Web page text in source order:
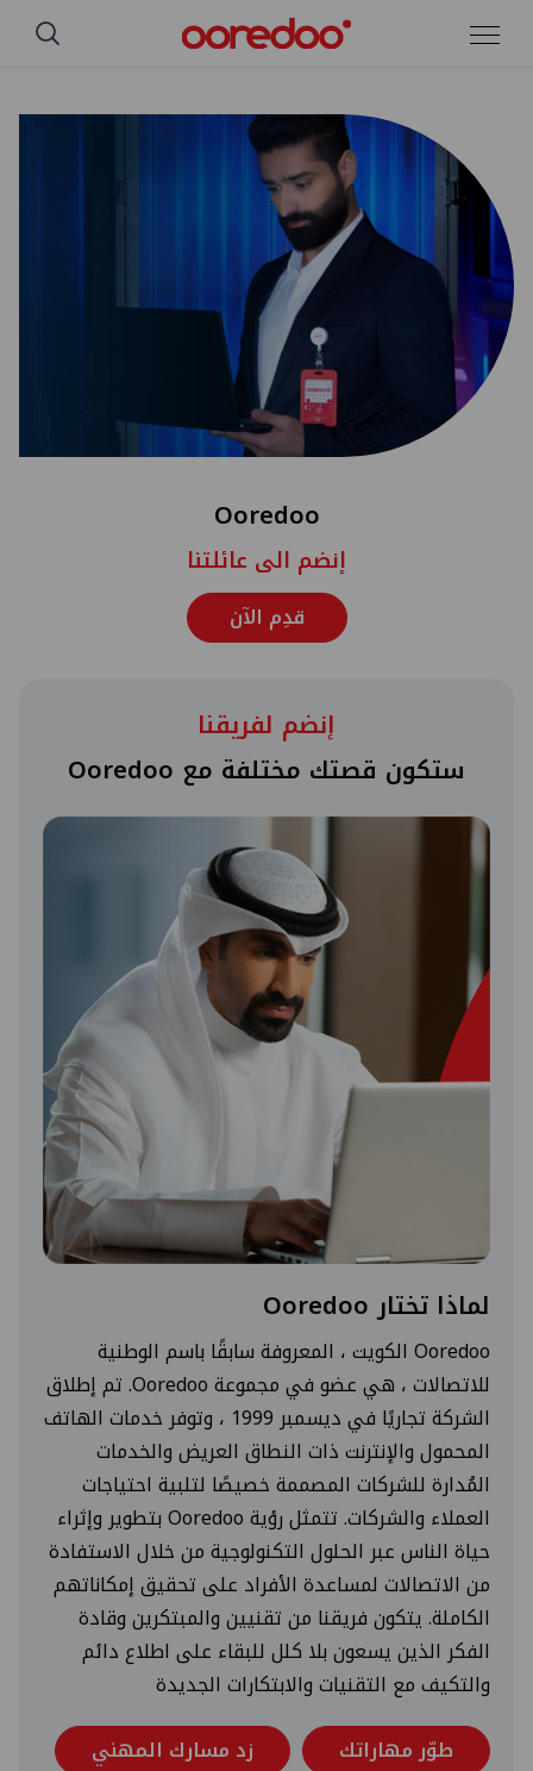
Ooredoo
إنضم الى عائلتنا
قدِم الآن
إنضم لفريقنا
ستكون قصتك مختلفة مع Ooredoo
لماذا تختار Ooredoo
Ooredoo الكويت ، المعروفة سابقًا باسم الوطنية
للاتصالات ، هي عضو في مجموعة Ooredoo. تم إطلاق
الشركة تجاريًا في ديسمبر 1999 ، وتوفر خدمات الهاتف
المحمول والإنترنت ذات النطاق العريض والخدمات
المُدارة للشركات المصممة خصيصًا لتلبية احتياجات
العملاء والشركات. تتمثل رؤية Ooredoo بتطوير وإثراء
حياة الناس عبر الحلول التكنولوجية من خلال الاستفادة
من الاتصالات لمساعدة الأفراد على تحقيق إمكاناتهم
الكاملة. يتكون فريقنا من تقنيين والمبتكرين وقادة
الفكر الذين يسعون بلا كلل للبقاء على اطلاع دائم
والتكيف مع التقنيات والابتكارات الجديدة
طوّر مهاراتك
زد مسارك المهني